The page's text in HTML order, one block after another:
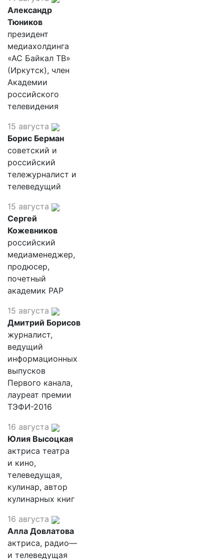
Александр
Тюников
президент
медиахолдинга
«АС Байкал ТВ»
(Иркутск), член
Академии
российского
телевидения
15 августа
Борис Берман
советский и
российский
тележурналист и
телеведущий
15 августа
Сергей
Кожевников
российский
медиаменеджер,
продюсер,
почетный
академик РАР
15 августа
Дмитрий Борисов
журналист,
ведущий
информационных
выпусков
Первого канала,
лауреат премии
ТЭФИ-2016
16 августа
Юлия Высоцкая
актриса театра
и кино,
телеведущая,
кулинар, автор
кулинарных книг
16 августа
Алла Довлатова
актриса, радио—
и телеведущая